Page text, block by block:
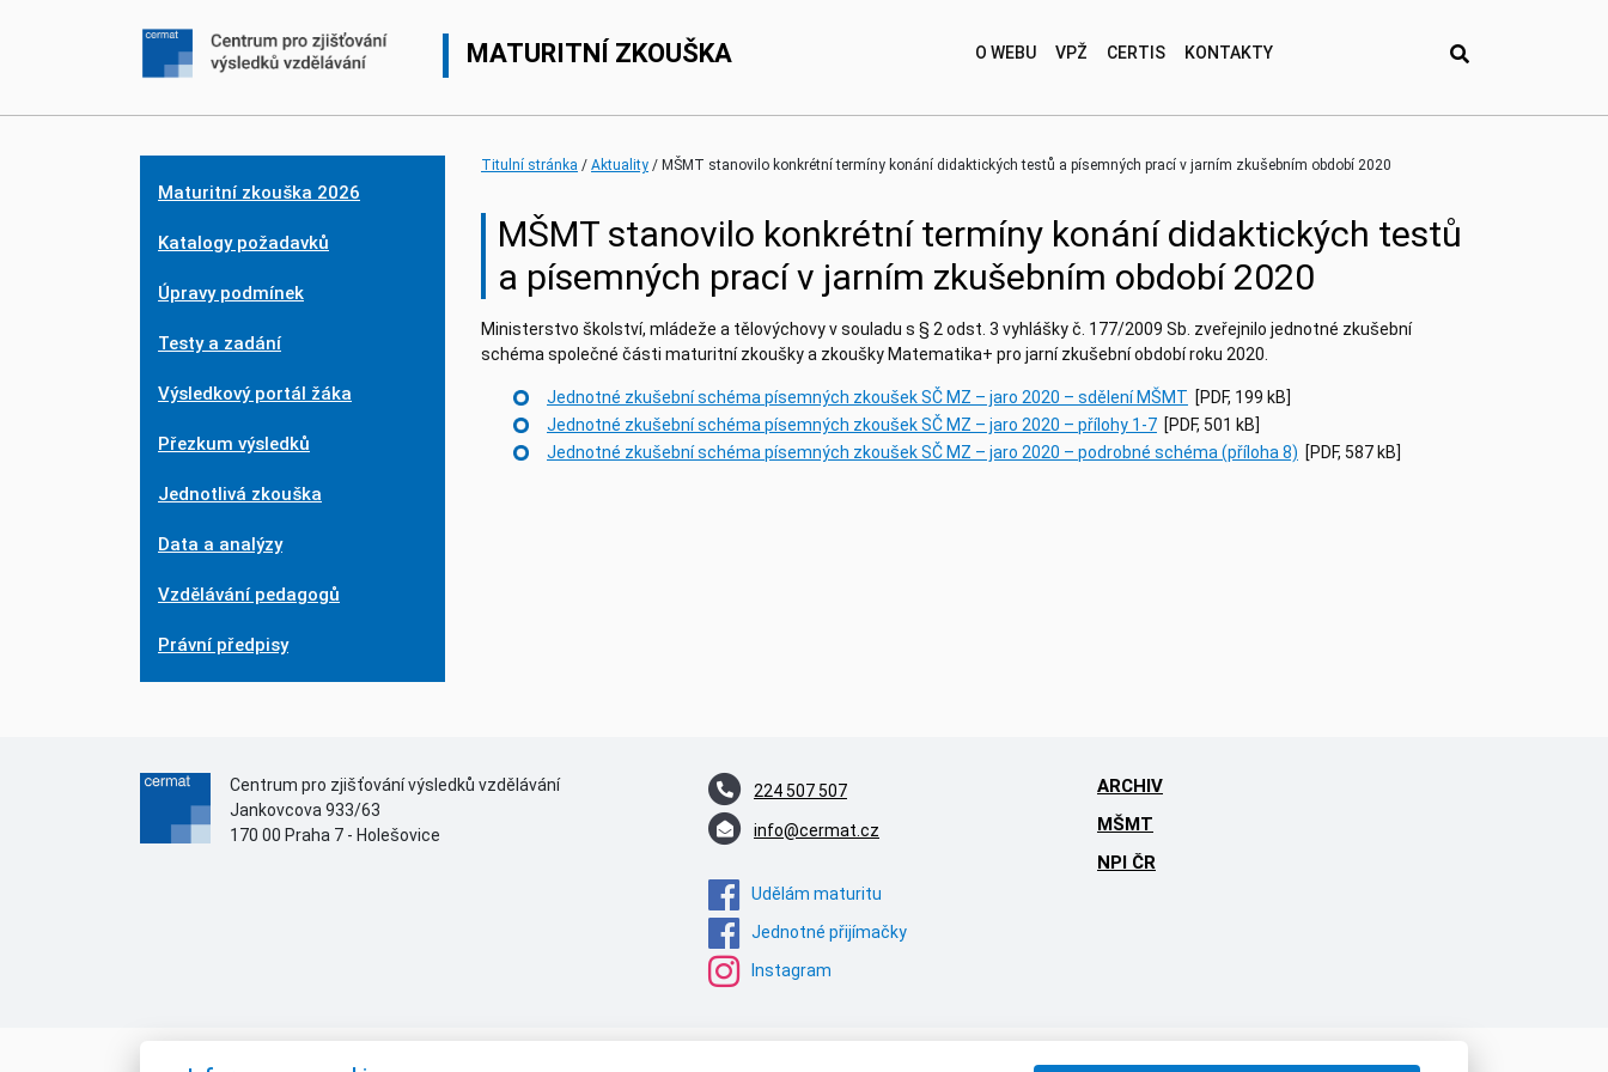
MATURITNÍ ZKOUŠKA O WEBU VPŽ CERTIS KONTAKTY
Maturitní zkouška 2026
Katalogy požadavků
Úpravy podmínek
Testy a zadání
Výsledkový portál žáka
Přezkum výsledků
Jednotlivá zkouška
Data a analýzy
Vzdělávání pedagogů
Právní předpisy
Titulní stránka Aktuality(current)
MŠMT stanovilo konkrétní termíny konání didaktických testů a písemných prací v jarním zkušebním období 2020
MŠMT stanovilo konkrétní termíny konání didaktických testů
a písemných prací v jarním zkušebním období 2020
Ministerstvo školství, mládeže a tělovýchovy v souladu s § 2 odst. 3 vyhlášky č. 177/2009 Sb. zveřejnilo jednotné zkušební
schéma společné části maturitní zkoušky a zkoušky Matematika+ pro jarní zkušební období roku 2020.
Jednotné zkušební schéma písemných zkoušek SČ MZ – jaro 2020 – sdělení MŠMT [PDF, 199 kB]
Jednotné zkušební schéma písemných zkoušek SČ MZ – jaro 2020 – přílohy 1-7 [PDF, 501 kB]
Jednotné zkušební schéma písemných zkoušek SČ MZ – jaro 2020 – podrobné schéma (příloha 8) [PDF, 587 kB]
Centrum pro zjišťování výsledků vzdělávání
Jankovcova 933/63
170 00 Praha 7 - Holešovice
224 507 507
info@cermat.cz
Udělám maturitu
Jednotné přijímačky
Instagram
ARCHIV
MŠMT
NPI ČR